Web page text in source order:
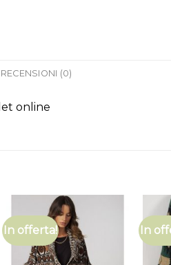
RECENSIONI (0)
online
In offerta! In